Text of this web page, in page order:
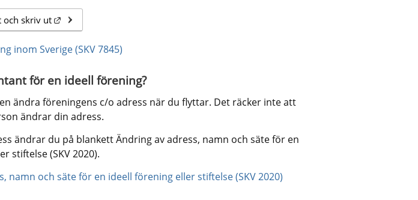
och skriv ut Länk till annan webbplats.
inom Sverige (SKV 7845)
för en ideell förening?
ändra föreningens c/o adress när du flyttar. Det räcker inte att
ändrar din adress.
ändrar du på blankett Ändring av adress, namn och säte för en
stiftelse (SKV 2020).
namn och säte för en ideell förening eller stiftelse (SKV 2020)